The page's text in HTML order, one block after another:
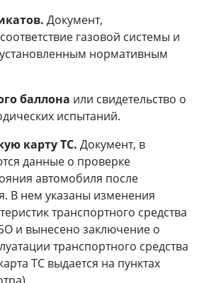
Документ,
газовой системы и
нормативным
баллона или свидетельство о
испытаний.
карту ТС. Документ, в
данные о проверке
автомобиля после
В нем указаны изменения
транспортного средства
и вынесено заключение о
транспортного средства
ТС выдается на пунктах